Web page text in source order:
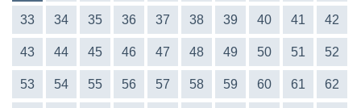
33 34 35 36 37 38 39 40 41 42
43 44 45 46 47 48 49 50 51 52
53 54 55 56 57 58 59 60 61 62